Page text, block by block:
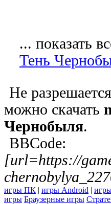
... показать
Тень
Не
можно скачать
Чернобыля.
BBCode:
[url=https://
игры ПК | игры Android |
игры Браузерные игры